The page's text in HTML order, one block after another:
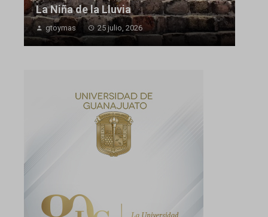
La Niña de la Lluvia
gtoymas 25 julio, 2026